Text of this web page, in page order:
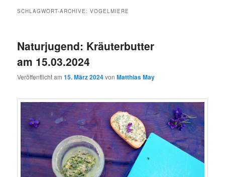
SCHLAGWORT-ARCHIVE:VOGELMIERE
Naturjugend: Kräuterbutter
am 15.03.2024
Veröffentlicht am15. März 2024vonMatthias May